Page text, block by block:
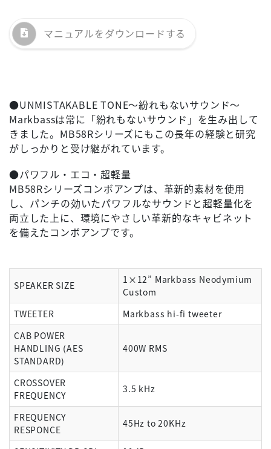
マニュアルをダウンロードする
●UNMISTAKABLE TONE～紛れもないサウンド～
Markbassは常に「紛れもないサウンド」を生み出して
きました。MB58Rシリーズにもこの長年の経験と研究
がしっかりと受け継がれています。
●パワフル・エコ・超軽量
MB58Rシリーズコンボアンプは、革新的素材を使用
し、パンチの効いたパワフルなサウンドと超軽量化を
両立した上に、環境にやさしい革新的なキャビネット
を備えたコンボアンプです。
SPEAKER SIZE
1×12” Markbass Neodymium
Custom
TWEETER
Markbass hi-fi tweeter
CAB POWER
HANDLING (AES
STANDARD)
400W RMS
CROSSOVER
FREQUENCY
3.5 kHz
FREQUENCY
RESPONCE
45Hz to 20KHz